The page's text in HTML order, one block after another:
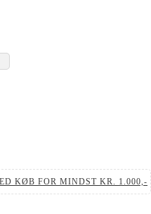
KØB FOR MINDST KR. 1.000,-